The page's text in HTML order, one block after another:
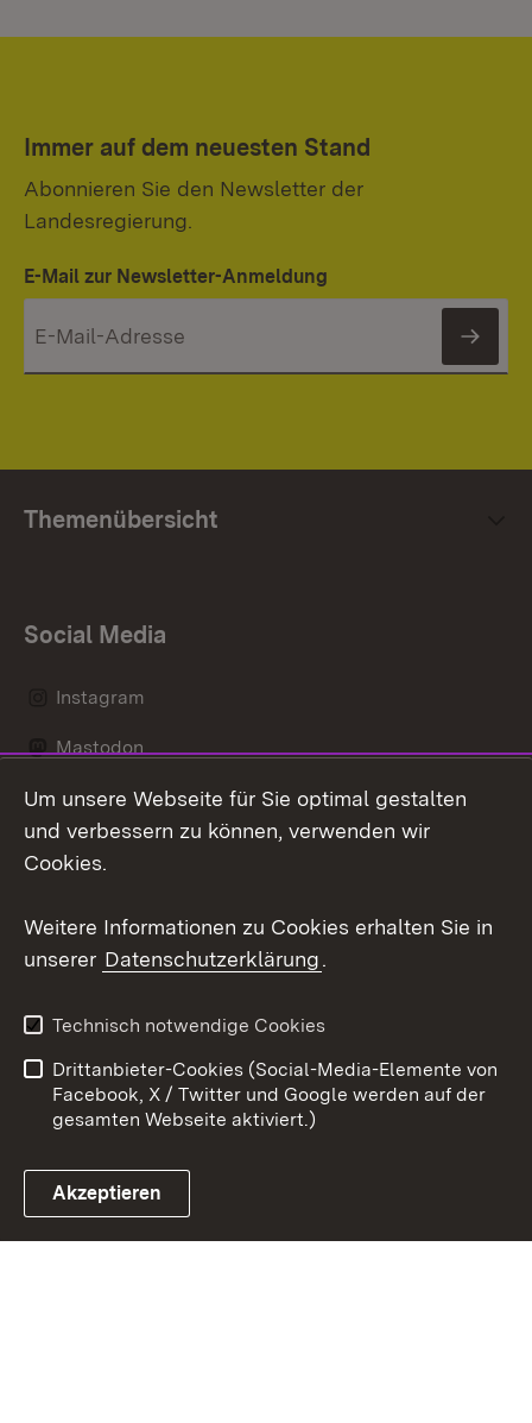
Immer auf dem neuesten Stand
Abonnieren Sie den Newsletter der
Landesregierung.
E-Mail zur Newsletter-Anmeldung
Themenübersicht
Social Media
Instagram
Mastodon
Messenger
Link zum Landesportal
Kontakt
Impressum
Cookies
Um unsere Webseite für Sie optimal gestalten
und verbessern zu können, verwenden wir
Cookies.
Weitere Informationen zu Cookies erhalten Sie in
unserer Datenschutzerklärung.
Technisch notwendige Cookies
Drittanbieter-Cookies (Social-Media-Elemente von
Facebook, X / Twitter und Google werden auf der
gesamten Webseite aktiviert.)
Akzeptieren